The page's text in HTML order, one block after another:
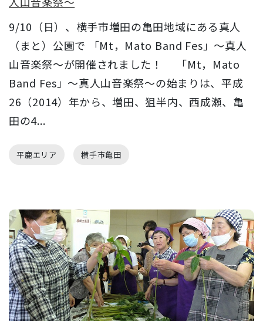
9/10（日）、横手市増田の亀田地域にある真人
（まと）公園で 「Mt，Mato Band Fes」～真人
山音楽祭～が開催されました！ 「Mt，Mato
Band Fes」～真人山音楽祭～の始まりは、平成
26（2014）年から、増田、狙半内、西成瀬、亀
田の4...
平鹿エリア 横手市亀田